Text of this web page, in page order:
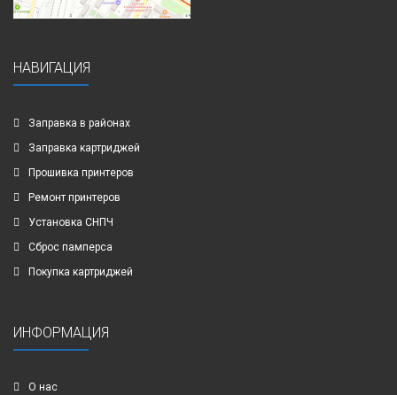
НАВИГАЦИЯ
Заправка в районах
Заправка картриджей
Прошивка принтеров
Ремонт принтеров
Установка СНПЧ
Сброс памперса
Покупка картриджей
ИНФОРМАЦИЯ
О нас